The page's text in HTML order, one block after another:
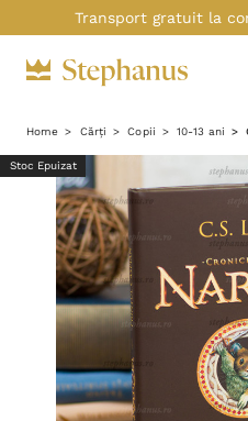
Transport gratuit la
Home Cărți Copii 10-13 ani
Stoc Epuizat